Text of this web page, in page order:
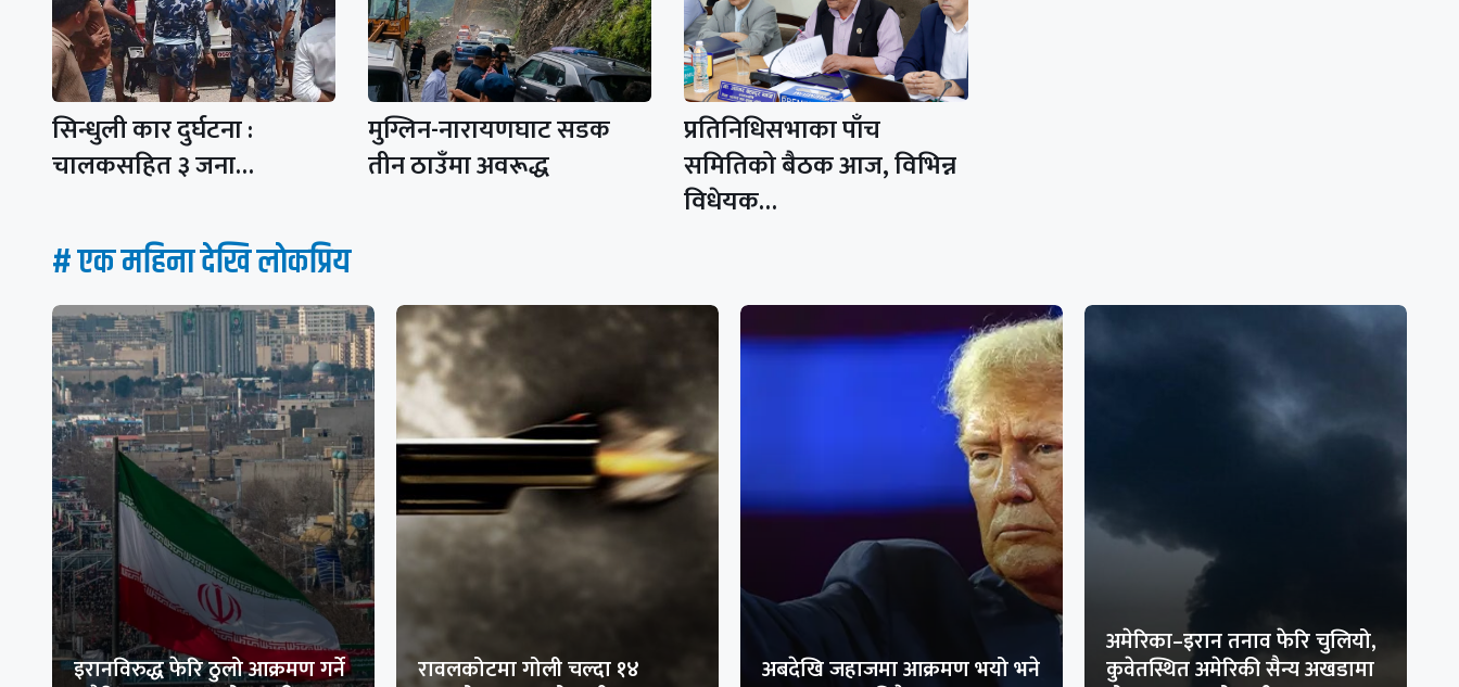
सिन्धुली कार दुर्घटना :
चालकसहित ३ जना…
मुग्लिन-नारायणघाट सडक
तीन ठाउँमा अवरूद्ध
प्रतिनिधिसभाका पाँच
समितिको बैठक आज, विभिन्न
विधेयक…
# एक महिना देखि लाेकप्रिय
इरानविरुद्ध फेरि ठुलो आक्रमण गर्ने रावलकोटमा गोली चल्दा १४ अबदेखि जहाजमा आक्रमण भयो भने
अमेरिका–इरान तनाव फेरि चुलियो,
कुवेतस्थित अमेरिकी सैन्य अखडामा